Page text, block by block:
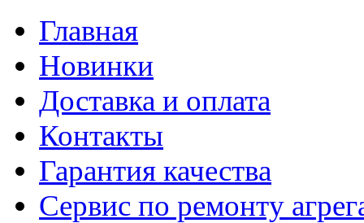
Главная
Новинки
Доставка и оплата
Контакты
Гарантия качества
Сервис по ремонту